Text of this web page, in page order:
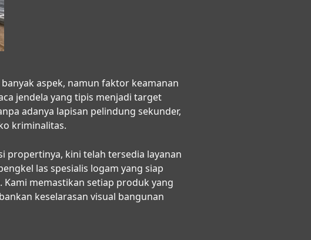
aspek, namun faktor keamanan
jendela yang tipis menjadi target
adanya lapisan pelindung sekunder,
kriminalitas.
propertinya, kini telah tersedia layanan
las spesialis logam yang siap
memastikan setiap produk yang
keselarasan visual bangunan